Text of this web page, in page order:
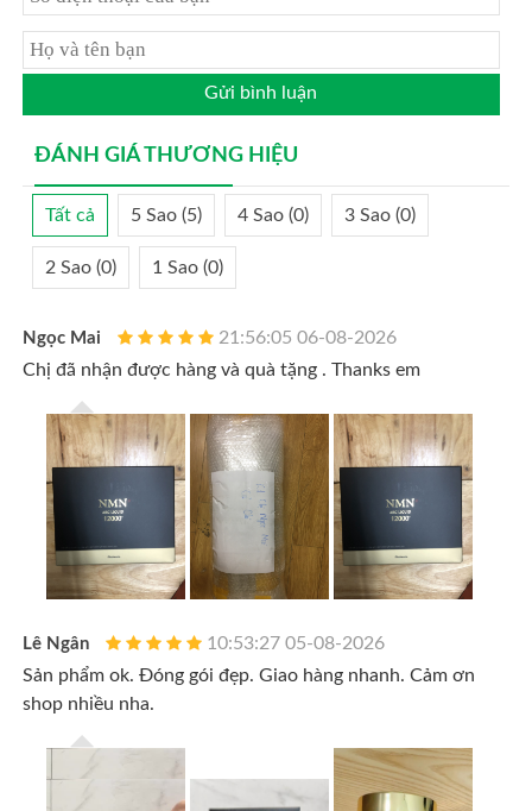
Gửi bình luận
ĐÁNH GIÁ THƯƠNG HIỆU
Tất cả 5 Sao (5) 4 Sao (0) 3 Sao (0)
2 Sao (0) 1 Sao (0)
Ngọc Mai
21:56:05 06-08-2026
Chị đã nhận được hàng và quà tặng . Thanks em
Lê Ngân
10:53:27 05-08-2026
Sản phẩm ok. Đóng gói đẹp. Giao hàng nhanh. Cảm ơn
shop nhiều nha.